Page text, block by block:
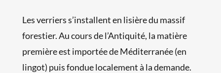
Les verriers s’installent en lisière du massif
forestier. Au cours de l’Antiquité, la matière
première est importée de Méditerranée (en
lingot) puis fondue localement à la demande.